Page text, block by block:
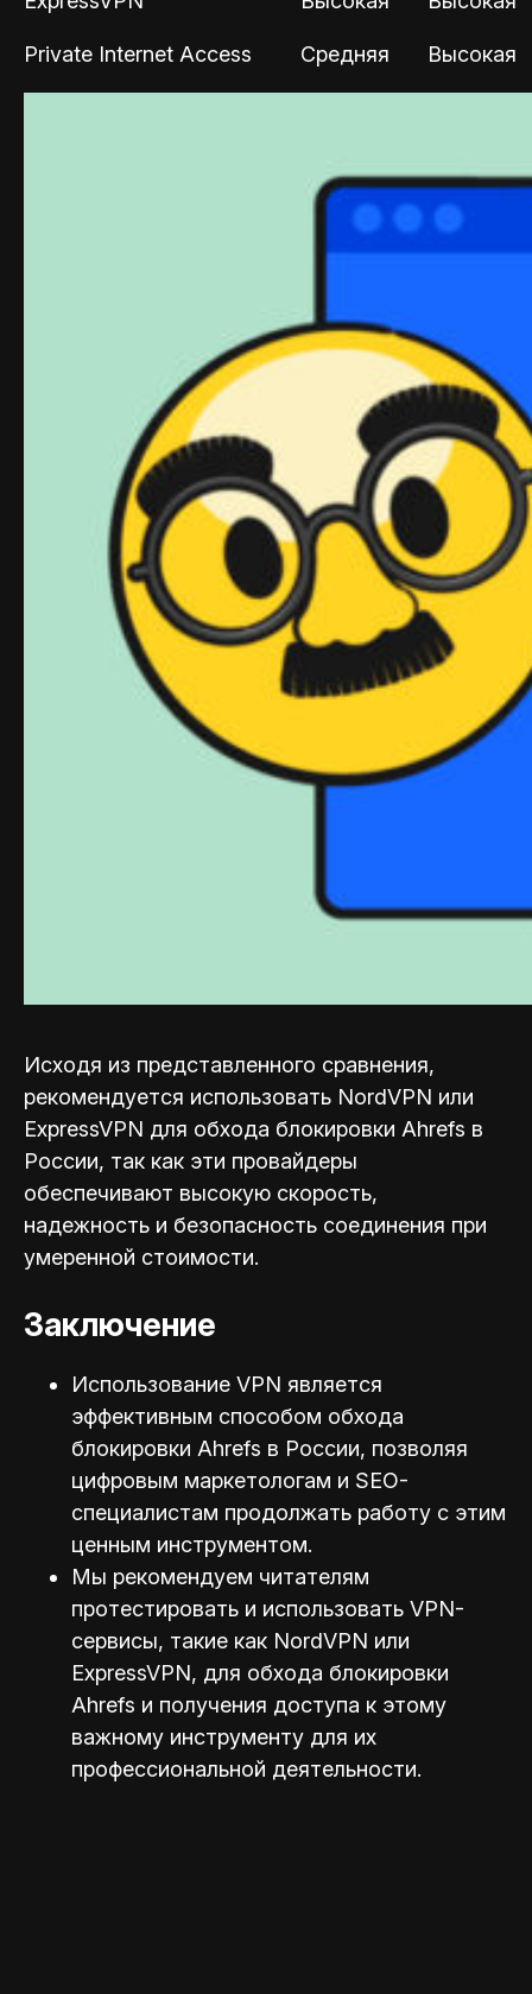
Private Internet Access Средняя Высокая
Исходя из представленного сравнения,
рекомендуется использовать NordVPN или
ExpressVPN для обхода блокировки Ahrefs в
России, так как эти провайдеры
обеспечивают высокую скорость,
надежность и безопасность соединения при
умеренной стоимости.
Заключение
Использование VPN является
эффективным способом обхода
блокировки Ahrefs в России, позволяя
цифровым маркетологам и SEO-
специалистам продолжать работу с этим
ценным инструментом.
Мы рекомендуем читателям
протестировать и использовать VPN-
сервисы, такие как NordVPN или
ExpressVPN, для обхода блокировки
Ahrefs и получения доступа к этому
важному инструменту для их
профессиональной деятельности.